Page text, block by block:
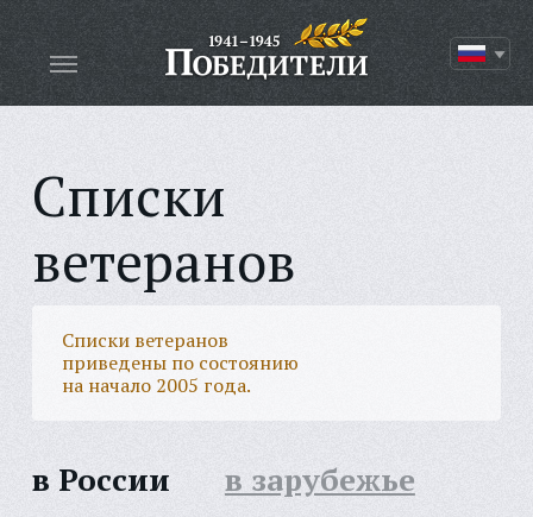
Списки
ветеранов
Списки ветеранов
приведены по состоянию
на начало 2005 года.
в России в зарубежье